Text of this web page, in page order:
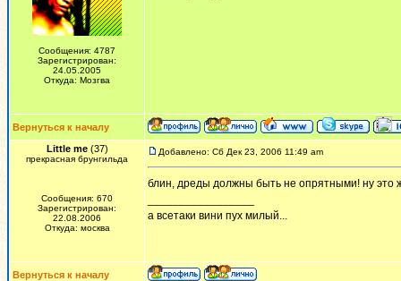
Сообщения: 4787
Зарегистрирован:
24.05.2005
Откуда: Мозгва
Вернуться к началу
Little me(37)
прекрасная брунгильда
Сообщения: 670
Зарегистрирован:
22.08.2006
Откуда: москва
Добавлено: Сб Дек 23, 2006 11:49 am
блин, дреды должны быть не опрятными! ну это
а всетаки вини пух милый...
Вернуться к началу